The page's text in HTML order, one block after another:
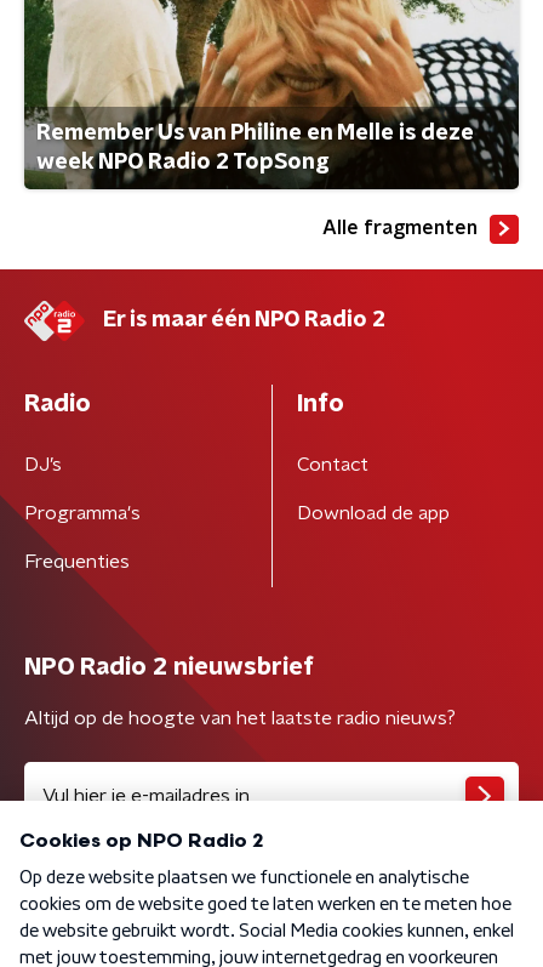
Remember Us van Philine en Melle is deze
week NPO Radio 2 TopSong
Alle fragmenten
Er is maar één NPO Radio 2
Radio
DJ’s
Programma's
Frequenties
Info
Contact
Download de app
NPO Radio 2 nieuwsbrief
Altijd op de hoogte van het laatste radio nieuws?
Algemene voorwaarden